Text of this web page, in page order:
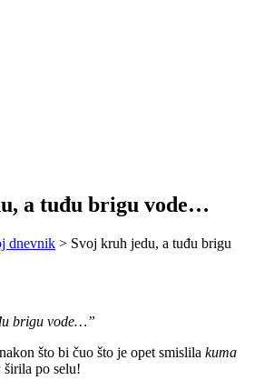
a tuđu brigu vode…
dnevnik > Svoj kruh jedu, a tuđu brigu
brigu vode…”
što bi čuo što je opet smislila kuma
širila po selu!